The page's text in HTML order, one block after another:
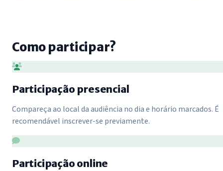
Como participar?
Participação presencial
Compareça ao local da audiência no dia e horário marcados. É
recomendável inscrever-se previamente.
Participação online